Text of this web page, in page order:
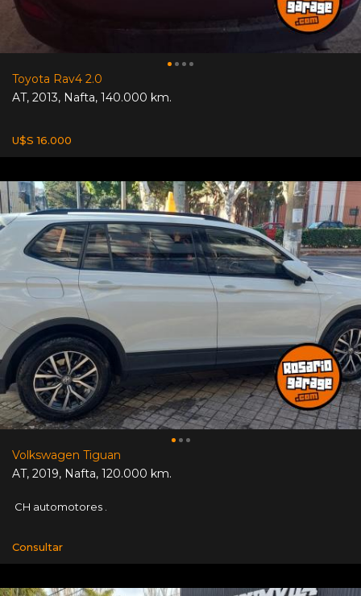
Toyota Rav4 2.0
AT, 2013, Nafta, 140.000 km.
U$S 16.000
Volkswagen Tiguan
AT, 2019, Nafta, 120.000 km.
CH automotores .
Consultar